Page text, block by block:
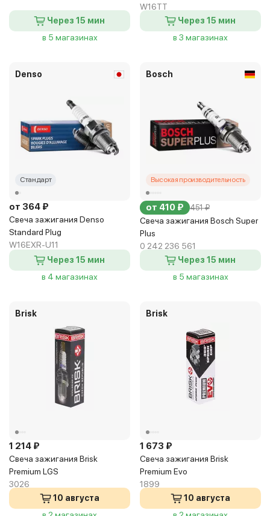
Через 15 мин
в 5 магазинах
W16TT
Через 15 мин
в 3 магазинах
Denso
Стандарт
от 364 ₽
Свеча зажигания Denso
Standard Plug
W16EXR-U11
Через 15 мин
в 4 магазинах
Bosch
Высокая производительность
от 410 ₽ 451 ₽
Свеча зажигания Bosch Super
Plus
0 242 236 561
Через 15 мин
в 5 магазинах
Brisk
1 214 ₽
Свеча зажигания Brisk
Premium LGS
3026
10 августа
Brisk
1 673 ₽
Свеча зажигания Brisk
Premium Evo
1899
10 августа